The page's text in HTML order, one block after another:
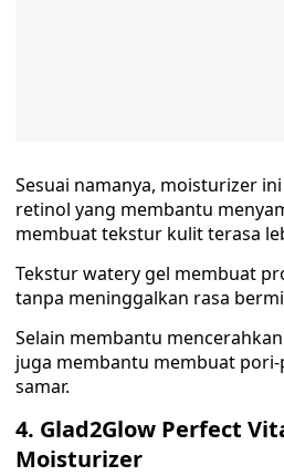
Sesuai namanya, moisturizer
retinol yang membantu
membuat tekstur kulit terasa
Tekstur watery gel membuat
tanpa meninggalkan rasa
Selain membantu
juga membantu membuat
samar.
4. Glad2Glow Perfect
Moisturizer